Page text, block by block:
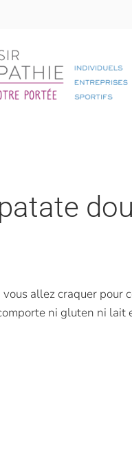
allez craquer pour
ni gluten ni lait